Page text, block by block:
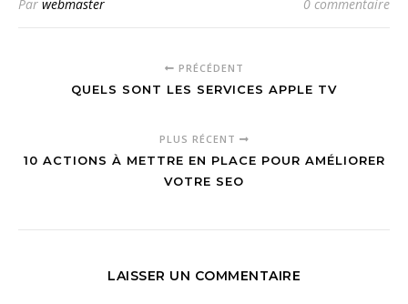
Par webmaster 0 commentaire
PRÉCÉDENT
QUELS SONT LES SERVICES APPLE TV
PLUS RÉCENT
10 ACTIONS À METTRE EN PLACE POUR AMÉLIORER
VOTRE SEO
LAISSER UN COMMENTAIRE